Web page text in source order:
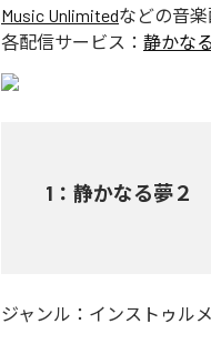
Music Unlimitedなどの音
各配信サービス： 静かな
1 ： 静かなる夢２
ジャンル： インストゥル